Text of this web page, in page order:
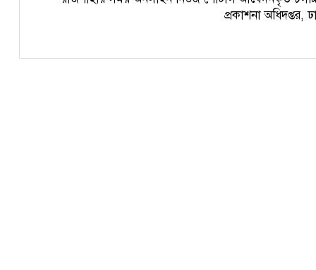
প্রকাশনা অধিদপ্তর,